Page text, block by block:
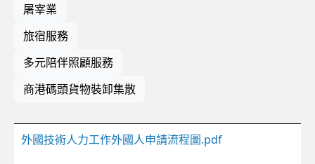
屠宰業
旅宿服務
多元陪伴照顧服務
商港碼頭貨物裝卸集散
外國技術人力工作外國人申請流程圖.pdf